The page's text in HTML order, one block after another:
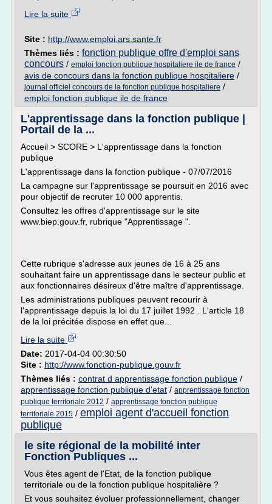
Lire la suite
Site : http://www.emploi.ars.sante.fr
Thèmes liés : fonction publique offre d'emploi sans
concours / emploi fonction publique hospitaliere ile de france /
avis de concours dans la fonction publique hospitaliere /
journal officiel concours de la fonction publique hospitaliere /
emploi fonction publique ile de france
L'apprentissage dans la fonction publique |
Portail de la ...
Accueil > SCORE > L'apprentissage dans la fonction
publique
L'apprentissage dans la fonction publique - 07/07/2016
La campagne sur l'apprentissage se poursuit en 2016 avec
pour objectif de recruter 10 000 apprentis.
Consultez les offres d'apprentissage sur le site
www.biep.gouv.fr, rubrique "Apprentissage ".
Cette rubrique s'adresse aux jeunes de 16 à 25 ans
souhaitant faire un apprentissage dans le secteur public et
aux fonctionnaires désireux d'être maître d'apprentissage.
Les administrations publiques peuvent recourir à
l'apprentissage depuis la loi du 17 juillet 1992 . L'article 18
de la loi précitée dispose en effet que...
Lire la suite
Date: 2017-04-04 00:30:50
Site : http://www.fonction-publique.gouv.fr
Thèmes liés : contrat d apprentissage fonction publique /
apprentissage fonction publique d'etat / apprentissage fonction
publique territoriale 2012 / apprentissage fonction publique
territoriale 2015 / emploi agent d'accueil fonction
publique
le site régional de la mobilité inter
Fonction Publiques ...
Vous êtes agent de l'Etat, de la fonction publique
territoriale ou de la fonction publique hospitalière ?
Et vous souhaitez évoluer professionnellement, changer